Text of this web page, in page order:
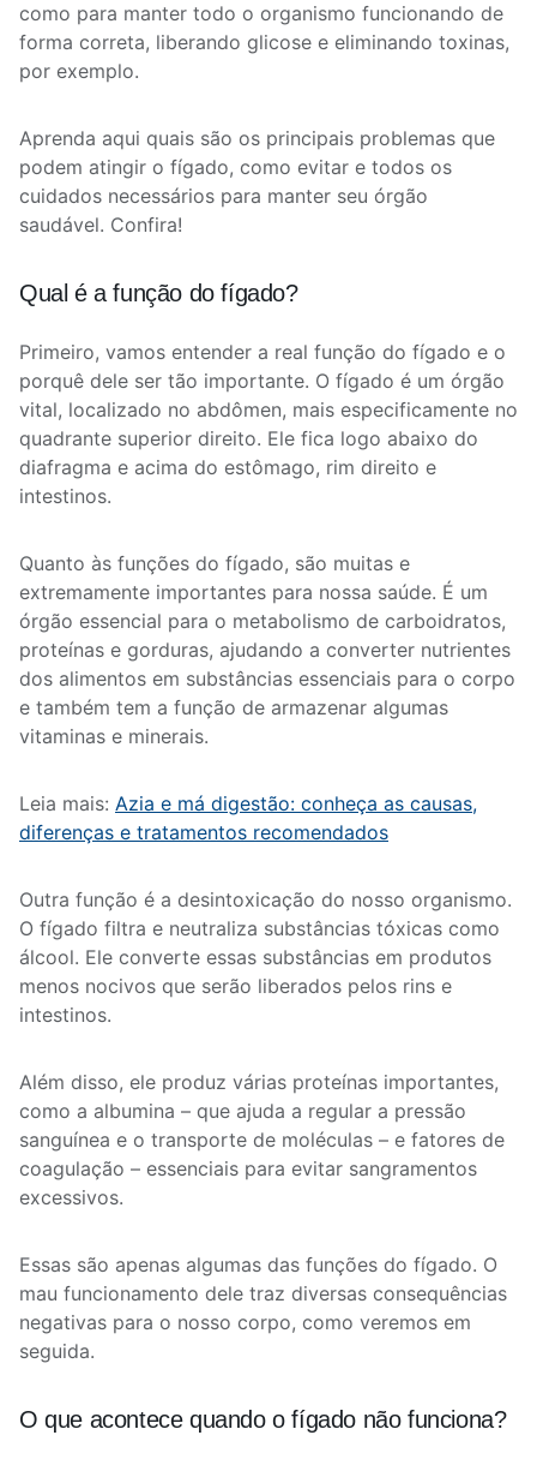
como para manter todo o organismo funcionando de
forma correta, liberando glicose e eliminando toxinas,
por exemplo.
Aprenda aqui quais são os principais problemas que
podem atingir o fígado, como evitar e todos os
cuidados necessários para manter seu órgão
saudável. Confira!
Qual é a função do fígado?
Primeiro, vamos entender a real função do fígado e o
porquê dele ser tão importante. O fígado é um órgão
vital, localizado no abdômen, mais especificamente no
quadrante superior direito. Ele fica logo abaixo do
diafragma e acima do estômago, rim direito e
intestinos.
Quanto às funções do fígado, são muitas e
extremamente importantes para nossa saúde. É um
órgão essencial para o metabolismo de carboidratos,
proteínas e gorduras, ajudando a converter nutrientes
dos alimentos em substâncias essenciais para o corpo
e também tem a função de armazenar algumas
vitaminas e minerais.
Leia mais: Azia e má digestão: conheça as causas,
diferenças e tratamentos recomendados
Outra função é a desintoxicação do nosso organismo.
O fígado filtra e neutraliza substâncias tóxicas como
álcool. Ele converte essas substâncias em produtos
menos nocivos que serão liberados pelos rins e
intestinos.
Além disso, ele produz várias proteínas importantes,
como a albumina – que ajuda a regular a pressão
sanguínea e o transporte de moléculas – e fatores de
coagulação – essenciais para evitar sangramentos
excessivos.
Essas são apenas algumas das funções do fígado. O
mau funcionamento dele traz diversas consequências
negativas para o nosso corpo, como veremos em
seguida.
O que acontece quando o fígado não funciona?